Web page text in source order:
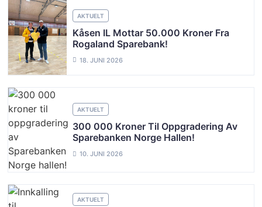
AKTUELT
Kåsen IL Mottar 50.000 Kroner Fra
Rogaland Sparebank!
18. JUNI 2026
AKTUELT
300 000 Kroner Til Oppgradering Av
Sparebanken Norge Hallen!
10. JUNI 2026
AKTUELT